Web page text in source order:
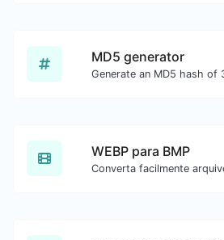
MD5 generator
WEBP para BMP